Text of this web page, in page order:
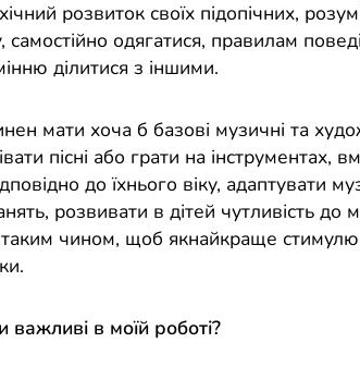
розвиток своїх підопічних,
самостійно одягатися, правилам
ділитися з іншими.
мати хоча б базові музичні та
пісні або грати на інструментах,
до їхнього віку, адаптувати
розвивати в дітей чутливість до
чином, щоб якнайкраще
важливі в моїй роботі?